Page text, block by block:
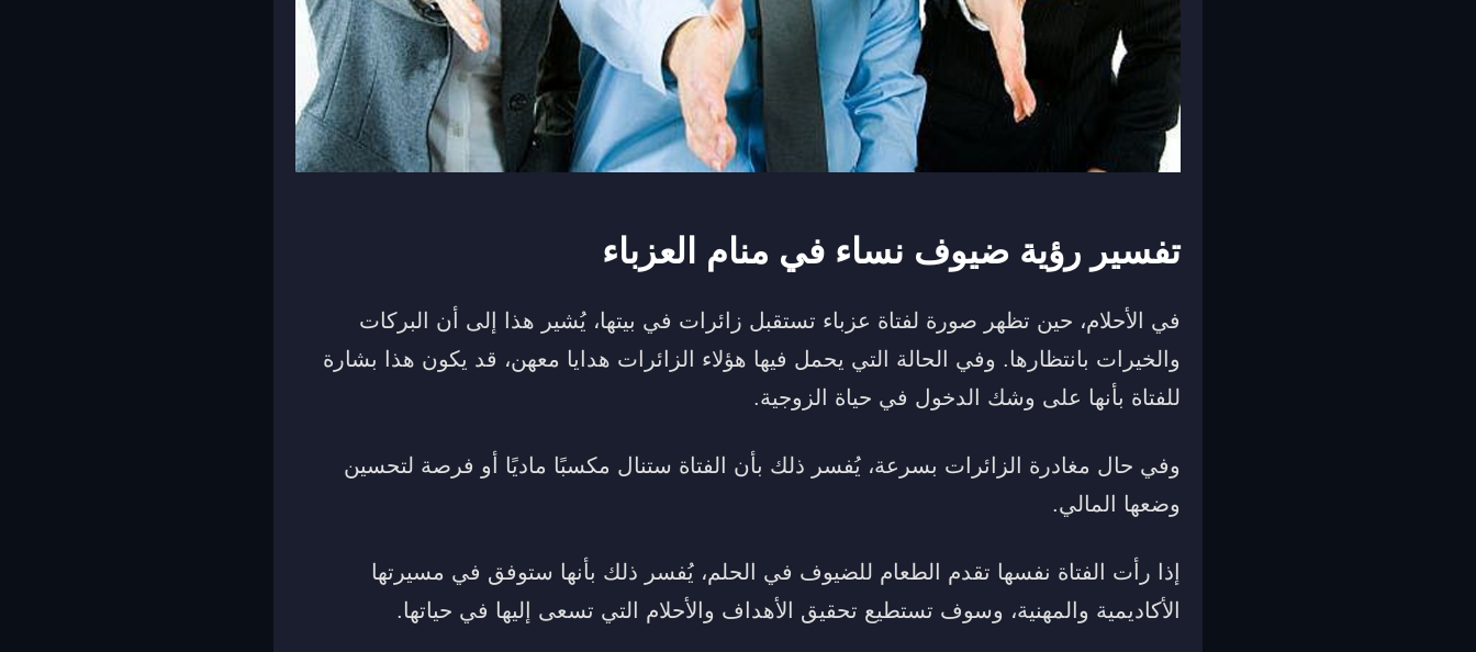
تفسير رؤية ضيوف نساء في منام العزباء
في الأحلام، حين تظهر صورة لفتاة عزباء تستقبل زائرات في بيتها، يُشير هذا إلى أن البركات
والخيرات بانتظارها. وفي الحالة التي يحمل فيها هؤلاء الزائرات هدايا معهن، قد يكون هذا بشارة
للفتاة بأنها على وشك الدخول في حياة الزوجية.
وفي حال مغادرة الزائرات بسرعة، يُفسر ذلك بأن الفتاة ستنال مكسبًا ماديًا أو فرصة لتحسين
وضعها المالي.
إذا رأت الفتاة نفسها تقدم الطعام للضيوف في الحلم، يُفسر ذلك بأنها ستوفق في مسيرتها
الأكاديمية والمهنية، وسوف تستطيع تحقيق الأهداف والأحلام التي تسعى إليها في حياتها.